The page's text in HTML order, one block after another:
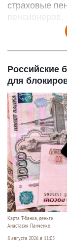
страховые
пенсионеров,
Российские
для
Карта Т-банка, деньги.
Анастасия Панченко
8 августа 2026 в 11:05